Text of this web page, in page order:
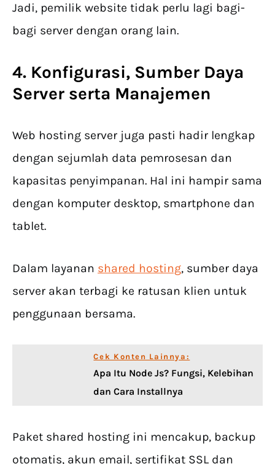
Jadi, pemilik website tidak perlu lagi bagi-
bagi server dengan orang lain.
4. Konfigurasi, Sumber Daya
Server serta Manajemen
Web hosting server juga pasti hadir lengkap
dengan sejumlah data pemrosesan dan
kapasitas penyimpanan. Hal ini hampir sama
dengan komputer desktop, smartphone dan
tablet.
Dalam layanan shared hosting, sumber daya
server akan terbagi ke ratusan klien untuk
penggunaan bersama.
Cek Konten Lainnya:
Apa Itu Node Js? Fungsi, Kelebihan
dan Cara Installnya
Paket shared hosting ini mencakup, backup
otomatis, akun email, sertifikat SSL dan